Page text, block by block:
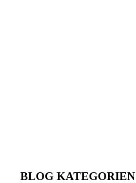
BLOG KATEGORIEN